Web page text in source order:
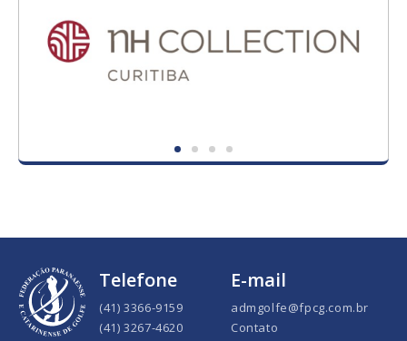
Telefone
(41) 3366-9159
(41) 3267-4620
E-mail
admgolfe@fpcg.com.br
Contato